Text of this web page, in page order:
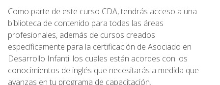
Como parte de este curso CDA, tendrás acceso a una
biblioteca de contenido para todas las áreas
profesionales, además de cursos creados
específicamente para la certificación de Asociado en
Desarrollo Infantil los cuales están acordes con los
conocimientos de inglés que necesitarás a medida que
avanzas en tu programa de capacitación.